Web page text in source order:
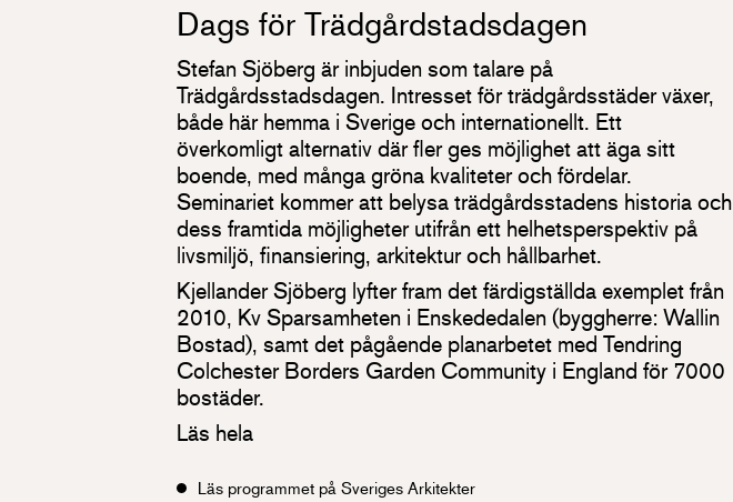
Dags för Trädgårdstadsdagen
Stefan Sjöberg är inbjuden som talare på
Trädgårdsstadsdagen. Intresset för trädgårdsstäder växer,
både här hemma i Sverige och internationellt. Ett
överkomligt alternativ där fler ges möjlighet att äga sitt
boende, med många gröna kvaliteter och fördelar.
Seminariet kommer att belysa trädgårdsstadens historia och
dess framtida möjligheter utifrån ett helhetsperspektiv på
livsmiljö, finansiering, arkitektur och hållbarhet.
Kjellander Sjöberg lyfter fram det färdigställda exemplet från
2010, Kv Sparsamheten i Enskededalen (byggherre: Wallin
Bostad), samt det pågående planarbetet med Tendring
Colchester Borders Garden Community i England för 7000
bostäder.
Läs hela
Läs programmet på Sveriges Arkitekter